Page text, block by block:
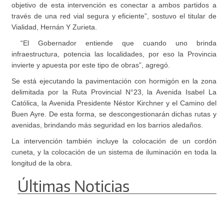
objetivo de esta intervención es conectar a ambos partidos a
través de una red vial segura y eficiente”, sostuvo el titular de
Vialidad, Hernán Y Zurieta.
“El Gobernador entiende que cuando uno brinda
infraestructura, potencia las localidades, por eso la Provincia
invierte y apuesta por este tipo de obras”, agregó.
Se está ejecutando la pavimentación con hormigón en la zona
delimitada por la Ruta Provincial N°23, la Avenida Isabel La
Católica, la Avenida Presidente Néstor Kirchner y el Camino del
Buen Ayre. De esta forma, se descongestionarán dichas rutas y
avenidas, brindando más seguridad en los barrios aledaños.
La intervención también incluye la colocación de un cordón
cuneta, y la colocación de un sistema de iluminación en toda la
longitud de la obra.
Últimas Noticias